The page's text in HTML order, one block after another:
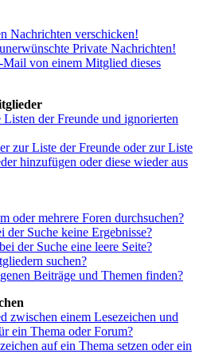
Nachrichten verschicken!
Private Nachrichten!
Mail von einem Mitglied dieses
der Freunde und ignorierten
zur Liste der Freunde oder zur Liste
hinzufügen oder diese wieder aus
oder mehrere Foren durchsuchen?
der Suche keine Ergebnisse?
der Suche eine leere Seite?
suchen?
Beiträge und Themen finden?
zwischen einem Lesezeichen und
ein Thema oder Forum?
auf ein Thema setzen oder ein